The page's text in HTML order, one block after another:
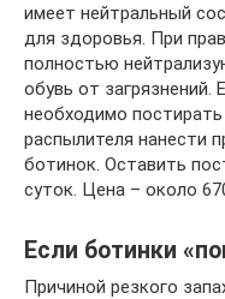
имеет нейтральный
для здоровья. При
полностью
обувь от загрязнений.
необходимо
распылителя нанести
ботинок. Оставить
суток. Цена – около
Если ботинки
Причиной резкого